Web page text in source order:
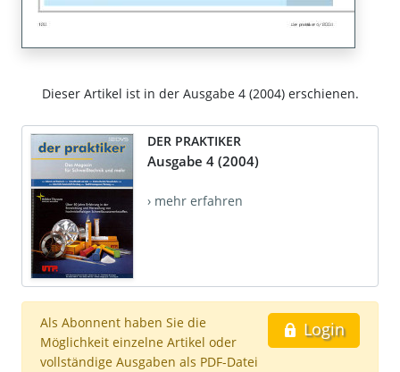
Dieser Artikel ist in der Ausgabe 4 (2004) erschienen.
DER PRAKTIKER
Ausgabe 4 (2004)
› mehr erfahren
Login
Als Abonnent haben Sie die
Möglichkeit einzelne Artikel oder
vollständige Ausgaben als PDF-Datei